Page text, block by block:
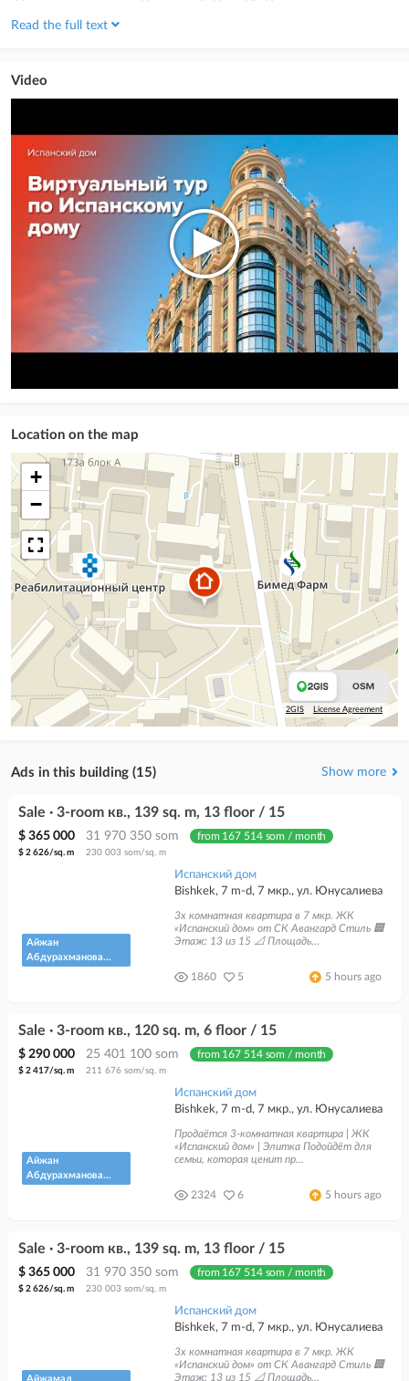
расположен «Испанский кредитный банк». Все эти архитектурные
Одним из важных преимуществ является локация, которая определяет
любимого Бишкека. Развитая инфраструктура, близость парков, школ,
детских садов и мест проведение досуга – особое преимущества
жилого комплекса «Испанский дом». Удобность подъездных путей и
развитость транспортных развязок и при всем этом – чистый воздух и
близость гор никого не оставит равнодушным.
Уединенный отдых жителей – главный принцип организации
пространства в жилом комплексе «Испанский дом». Прогуливаться в
уютном дворе, отдыхать, устроившись в изящной беседке,
наслаждаться изысканной европейской архитектурой собственного
дома — это все кадры из жизни счастливых обладателей квартир
«Испанского дома»
Read the full text
Video
Location on the map
+
−
2GIS License Agreement
Ads in this building (15) Show more
Sale · 3-room кв., 139 sq. m, 13 floor / 15
$ 365 000 31 970 350 som from 167 514 som / month
$ 2 626/sq. m 230 003 som/sq. m
Айжан
Абдурахманова
Испанский дом
Bishkek, 7 m-d, 7 мкр., ул. Юнусалиева
3х комнатная квартира в 7 мкр. ЖК
«Испанский дом» от СК Авангард Стиль 🏢
Этаж: 13 из 15 📐 Площадь...
1860 5 5 hours ago
Sale · 3-room кв., 120 sq. m, 6 floor / 15
$ 290 000 25 401 100 som from 167 514 som / month
$ 2 417/sq. m 211 676 som/sq. m
Айжан
Абдурахманова
Испанский дом
Bishkek, 7 m-d, 7 мкр., ул. Юнусалиева
Продаётся 3-комнатная квартира | ЖК
«Испанский дом» | Элитка Подойдёт для
семьи, которая ценит пр...
2324 6 5 hours ago
Sale · 3-room кв., 139 sq. m, 13 floor / 15
$ 365 000 31 970 350 som from 167 514 som / month
$ 2 626/sq. m 230 003 som/sq. m
Айжамал
Испанский дом
Bishkek, 7 m-d, 7 мкр., ул. Юнусалиева
3х комнатная квартира в 7 мкр. ЖК
«Испанский дом» от СК Авангард Стиль 🏢
Этаж: 13 из 15 📐 Площадь...